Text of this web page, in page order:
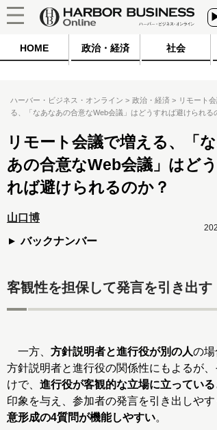
HOME 政治・経済 社会
ハーバー・ビジネス・オンライン 政治・経済
リモート
る、「なあなあの合意なWeb会議」はどうすれば避けられる
リモート会議で増える、「
あの合意なWeb会議」はど
れば避けられるのか？
山口博
バックナンバー
客観性を担保して発言を引き出す
一方、 方針説明者と進行役が別の人の場
方針説明者と進行役の関係性にもよるが
けで、 進行役が客観的な立場に立っている
印象を与え、参加者の発言を引き出しやす
意形成の4質問が機能しやすい。